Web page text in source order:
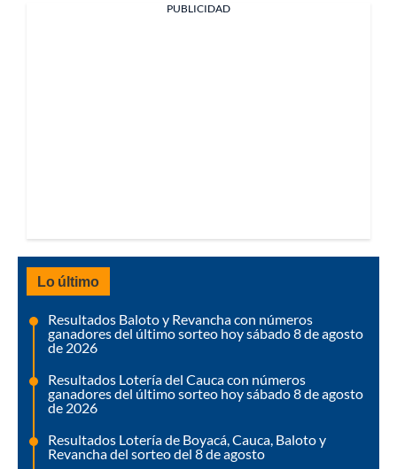
PUBLICIDAD
Lo último
Resultados Baloto y Revancha con números
ganadores del último sorteo hoy sábado 8 de agosto
de 2026
Resultados Lotería del Cauca con números
ganadores del último sorteo hoy sábado 8 de agosto
de 2026
Resultados Lotería de Boyacá, Cauca, Baloto y
Revancha del sorteo del 8 de agosto